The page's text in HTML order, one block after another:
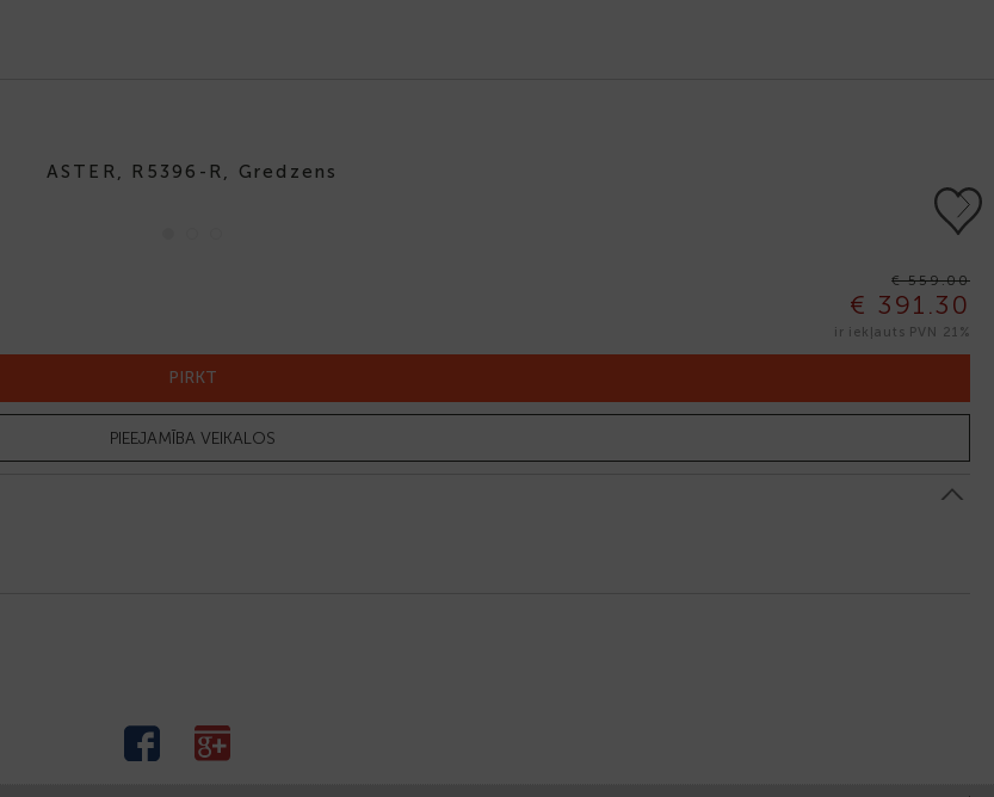
ASTER, R5396-R, Gredzens
Next
€ 559.00
€ 391.30
ir iekļauts PVN 21%
PIRKT
PIEEJAMĪBA VEIKALOS